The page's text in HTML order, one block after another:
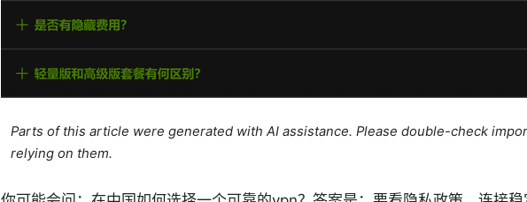
Parts of this article were generated with AI assistance. Please double-check
relying on them.